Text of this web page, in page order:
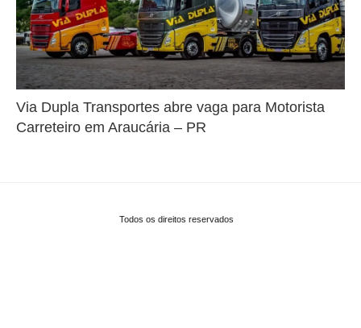
Via Dupla Transportes abre vaga para Motorista
Carreteiro em Araucária – PR
Todos os direitos reservados